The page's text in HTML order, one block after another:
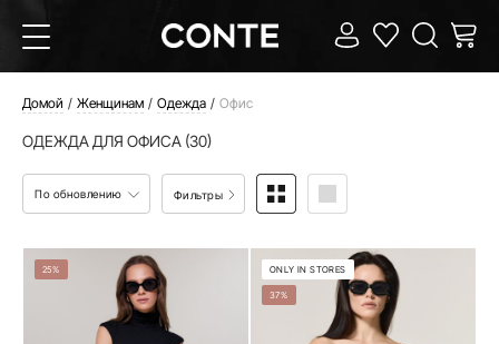
Домой Женщинам Одежда Офис
ОДЕЖДА ДЛЯ ОФИСА (30)
По обновлению Фильтры
25% ONLY IN STORES
37%